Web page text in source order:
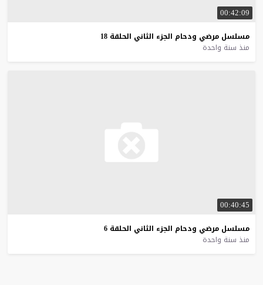
00:42:09
مسلسل مرضي ودحام الجزء الثاني الحلقة 18
منذ سنة واحدة
00:40:45
مسلسل مرضي ودحام الجزء الثاني الحلقة 6
منذ سنة واحدة